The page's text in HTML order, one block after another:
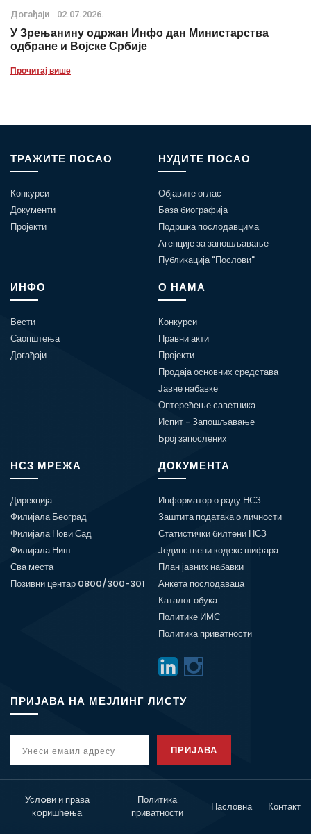
Дoгађаjи 02.07.2026.
У Зрењанину одржан Инфо дан Министарства
одбране и Војске Србије
Прочитај више
ТРАЖИТЕ ПОСАО
Конкурси
Документи
Пројекти
НУДИТЕ ПОСАО
Објавите оглас
База биографија
Подршка послодавцима
Агенције за запошљавање
Публикација "Послови"
ИНФО
Вести
Саопштења
Догађаји
О НАМА
Конкурси
Правни акти
Пројекти
Продаја основних средстава
Јавне набавке
Оптерећење саветника
Испит - Запошљавање
Број запослених
НСЗ МРЕЖА
Дирекција
Филијала Београд
Филијала Нови Сад
Филијала Ниш
Сва места
Позивни центар 0800/300-301
ДОКУМЕНТА
Информатор о раду НСЗ
Заштита података о личности
Статистички билтени НСЗ
Јединствени кодекс шифара
План јавних набавки
Анкета послодаваца
Каталог обука
Политике ИМС
Политика приватности
ПРИЈАВА НА МЕЈЛИНГ ЛИСТУ
ПРИЈАВА
Услoви и права
кoришћeња
Политика
приватности
Насловна Контакт